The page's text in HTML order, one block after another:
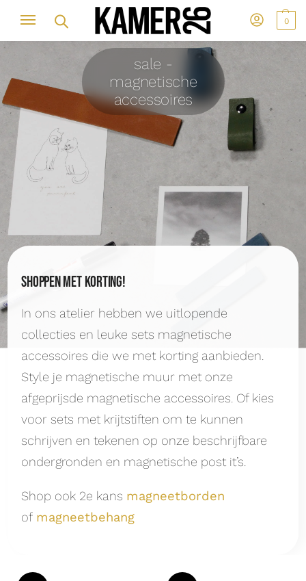
0
sale -
magnetische
accessoires
Shoppen met korting!
In ons atelier hebben we uitlopende
collecties en leuke sets magnetische
accessoires die we met korting aanbieden.
Style je magnetische muur met onze
afgeprijsde magnetische accessoires. Of kies
voor sets met krijtstiften om te kunnen
schrijven en tekenen op onze beschrijfbare
ondergronden en magnetische post it’s.
Shop ook 2e kans magneetborden
of magneetbehang